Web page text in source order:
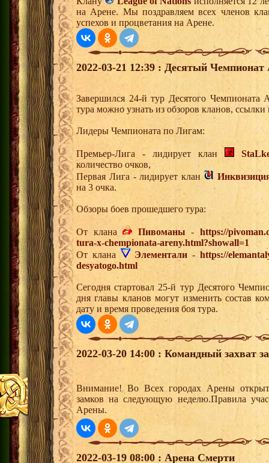
на Арене. Мы поздравляем всех членов
успехов и процветания на Арене.
2022-03-21 12:39 : Десятый
Завершился 24-й тур Десятого
тура можно узнать из обзоров кланов,
Лидеры Чемпионата по Лигам:
Премьер-Лига - лидирует клан
количество очков,
Первая Лига - лидирует клан
на 3 очка.
Обзоры боев прошедшего тура:
От клана Пивоманы -https://
tura-x-chempionata-areny.html?showall=1
От клана
Элементали -https://
desyatogo.html
Сегодня стартовал 25-й тур Десятого
дня главы кланов могут изменить состав
дату и время проведения боя тура.
2022-03-20 14:00 : Командный захват
Внимание! Во Всех городах Арены
замков на следующую неделю.Правила
Арены.
2022-03-19 08:00 : Арена Смерти